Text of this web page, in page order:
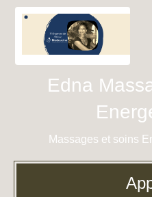
Edna
Massages et soins